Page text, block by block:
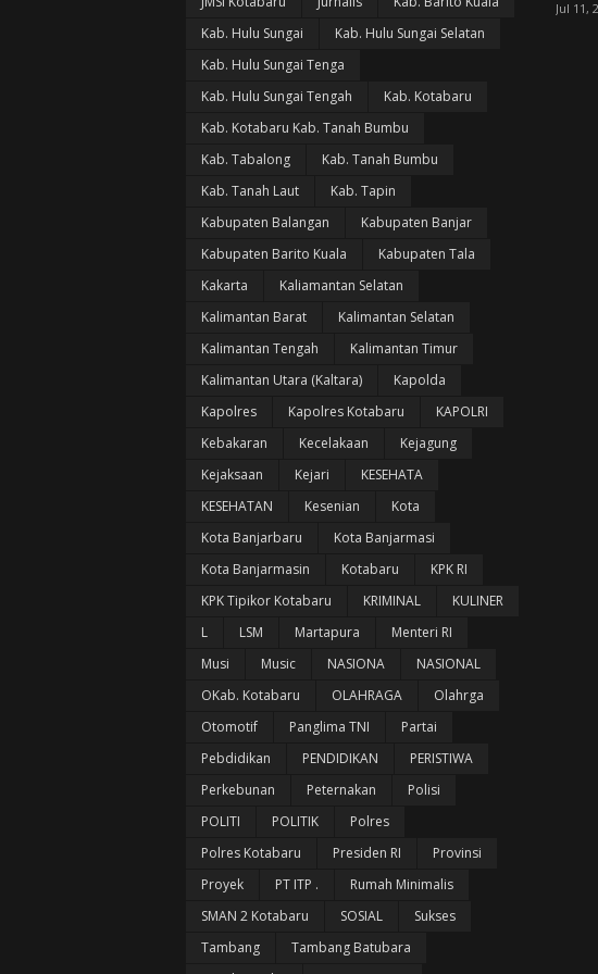
Kab. Hulu Sungai
Kab. Hulu Sungai Selatan
Kab. Hulu Sungai Tenga
Kab. Hulu Sungai Tengah
Kab. Kotabaru
Kab. Kotabaru Kab. Tanah Bumbu
Kab. Tabalong
Kab. Tanah Bumbu
Kab. Tanah Laut
Kab. Tapin
Kabupaten Balangan
Kabupaten Banjar
Kabupaten Barito Kuala
Kabupaten Tala
Kakarta
Kaliamantan Selatan
Kalimantan Barat
Kalimantan Selatan
Kalimantan Tengah
Kalimantan Timur
Kalimantan Utara (Kaltara)
Kapolda
Kapolres
Kapolres Kotabaru
KAPOLRI
Kebakaran
Kecelakaan
Kejagung
Kejaksaan
Kejari
KESEHATA
KESEHATAN
Kesenian
Kota
Kota Banjarbaru
Kota Banjarmasi
Kota Banjarmasin
Kotabaru
KPK RI
KPK Tipikor Kotabaru
KRIMINAL
KULINER
L
LSM Martapura
Menteri RI
Musi
Music NASIONA
NASIONAL
OKab. Kotabaru
OLAHRAGA
Olahrga
Otomotif
Panglima TNI
Partai
Pebdidikan
PENDIDIKAN
PERISTIWA
Perkebunan
Peternakan
Polisi
POLITI
POLITIK
Polres
Polres Kotabaru
Presiden RI
Provinsi
Proyek
PT ITP .
Rumah Minimalis
SMAN 2 Kotabaru
SOSIAL
Sukses
Tambang
Tambang Batubara
Jul 11,